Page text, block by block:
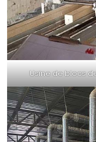
Usine de blocs